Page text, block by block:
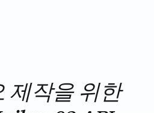
제작을 위한